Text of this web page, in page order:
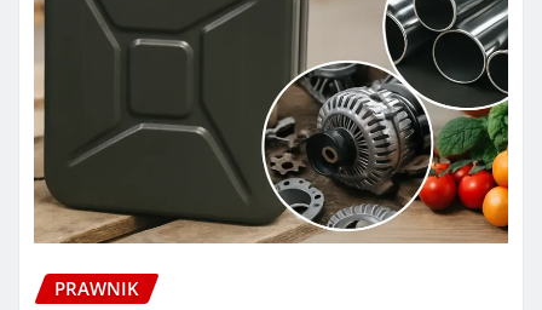
PRAWNIK